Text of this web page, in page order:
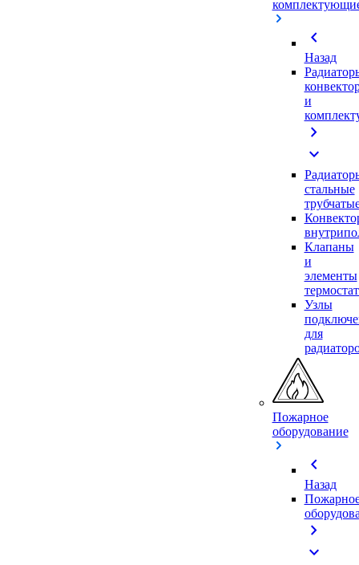
chevron_left
Назад
и
chevron_right
expand_more
стальные
Клапаны
и
элементы
Узлы
для
Пожарное
оборудование
chevron_left
Назад
chevron_right
expand_more